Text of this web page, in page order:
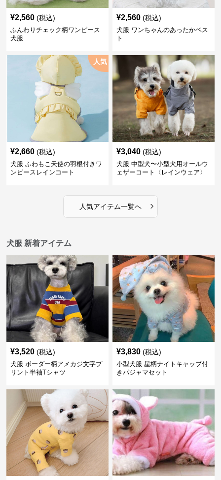
¥2,560 (税込)
ふんわりチェック柄ワンピース
犬服
¥2,560 (税込)
犬服 ワンちゃんのあったかベス
ト
人気
¥2,660 (税込)
犬服 ふわもこ天使の羽根付きワ
ンピースレインコート
¥3,040 (税込)
犬服 中型犬〜小型犬用オールウ
ェザーコート〈レインウェア〉
人気アイテム一覧へ ›
犬服 新着アイテム
¥3,520 (税込)
犬服 ボーダー柄アメカジ文字プ
リント半袖Tシャツ
¥3,830 (税込)
小型犬服 星柄ナイトキャップ付
きパジャマセット